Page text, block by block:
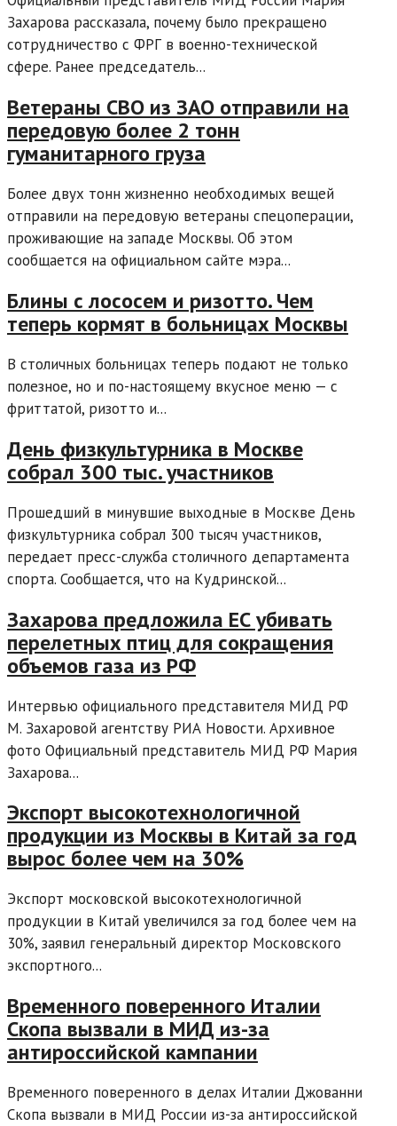
Захарова рассказала, почему было прекращено
сотрудничество с ФРГ в военно-технической
сфере. Ранее председатель...
Ветераны СВО из ЗАО отправили на
передовую более 2 тонн
гуманитарного груза
Более двух тонн жизненно необходимых вещей
отправили на передовую ветераны спецоперации,
проживающие на западе Москвы. Об этом
сообщается на официальном сайте мэра...
Блины с лососем и ризотто. Чем
теперь кормят в больницах Москвы
В столичных больницах теперь подают не только
полезное, но и по-настоящему вкусное меню — с
фриттатой, ризотто и...
День физкультурника в Москве
собрал 300 тыс. участников
Прошедший в минувшие выходные в Москве День
физкультурника собрал 300 тысяч участников,
передает пресс-служба столичного департамента
спорта. Сообщается, что на Кудринской...
Захарова предложила ЕС убивать
перелетных птиц для сокращения
объемов газа из РФ
Интервью официального представителя МИД РФ
М. Захаровой агентству РИА Новости. Архивное
фото Официальный представитель МИД РФ Мария
Захарова...
Экспорт высокотехнологичной
продукции из Москвы в Китай за год
вырос более чем на 30%
Экспорт московской высокотехнологичной
продукции в Китай увеличился за год более чем на
30%, заявил генеральный директор Московского
экспортного...
Временного поверенного Италии
Скопа вызвали в МИД из-за
антироссийской кампании
Временного поверенного в делах Италии Джованни
Скопа вызвали в МИД России из-за антироссийской